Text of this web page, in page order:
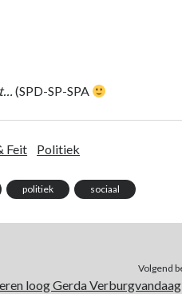
(SPD-SP-SPA
Feit Politiek
politiek sociaal
Volgend
loog Gerda